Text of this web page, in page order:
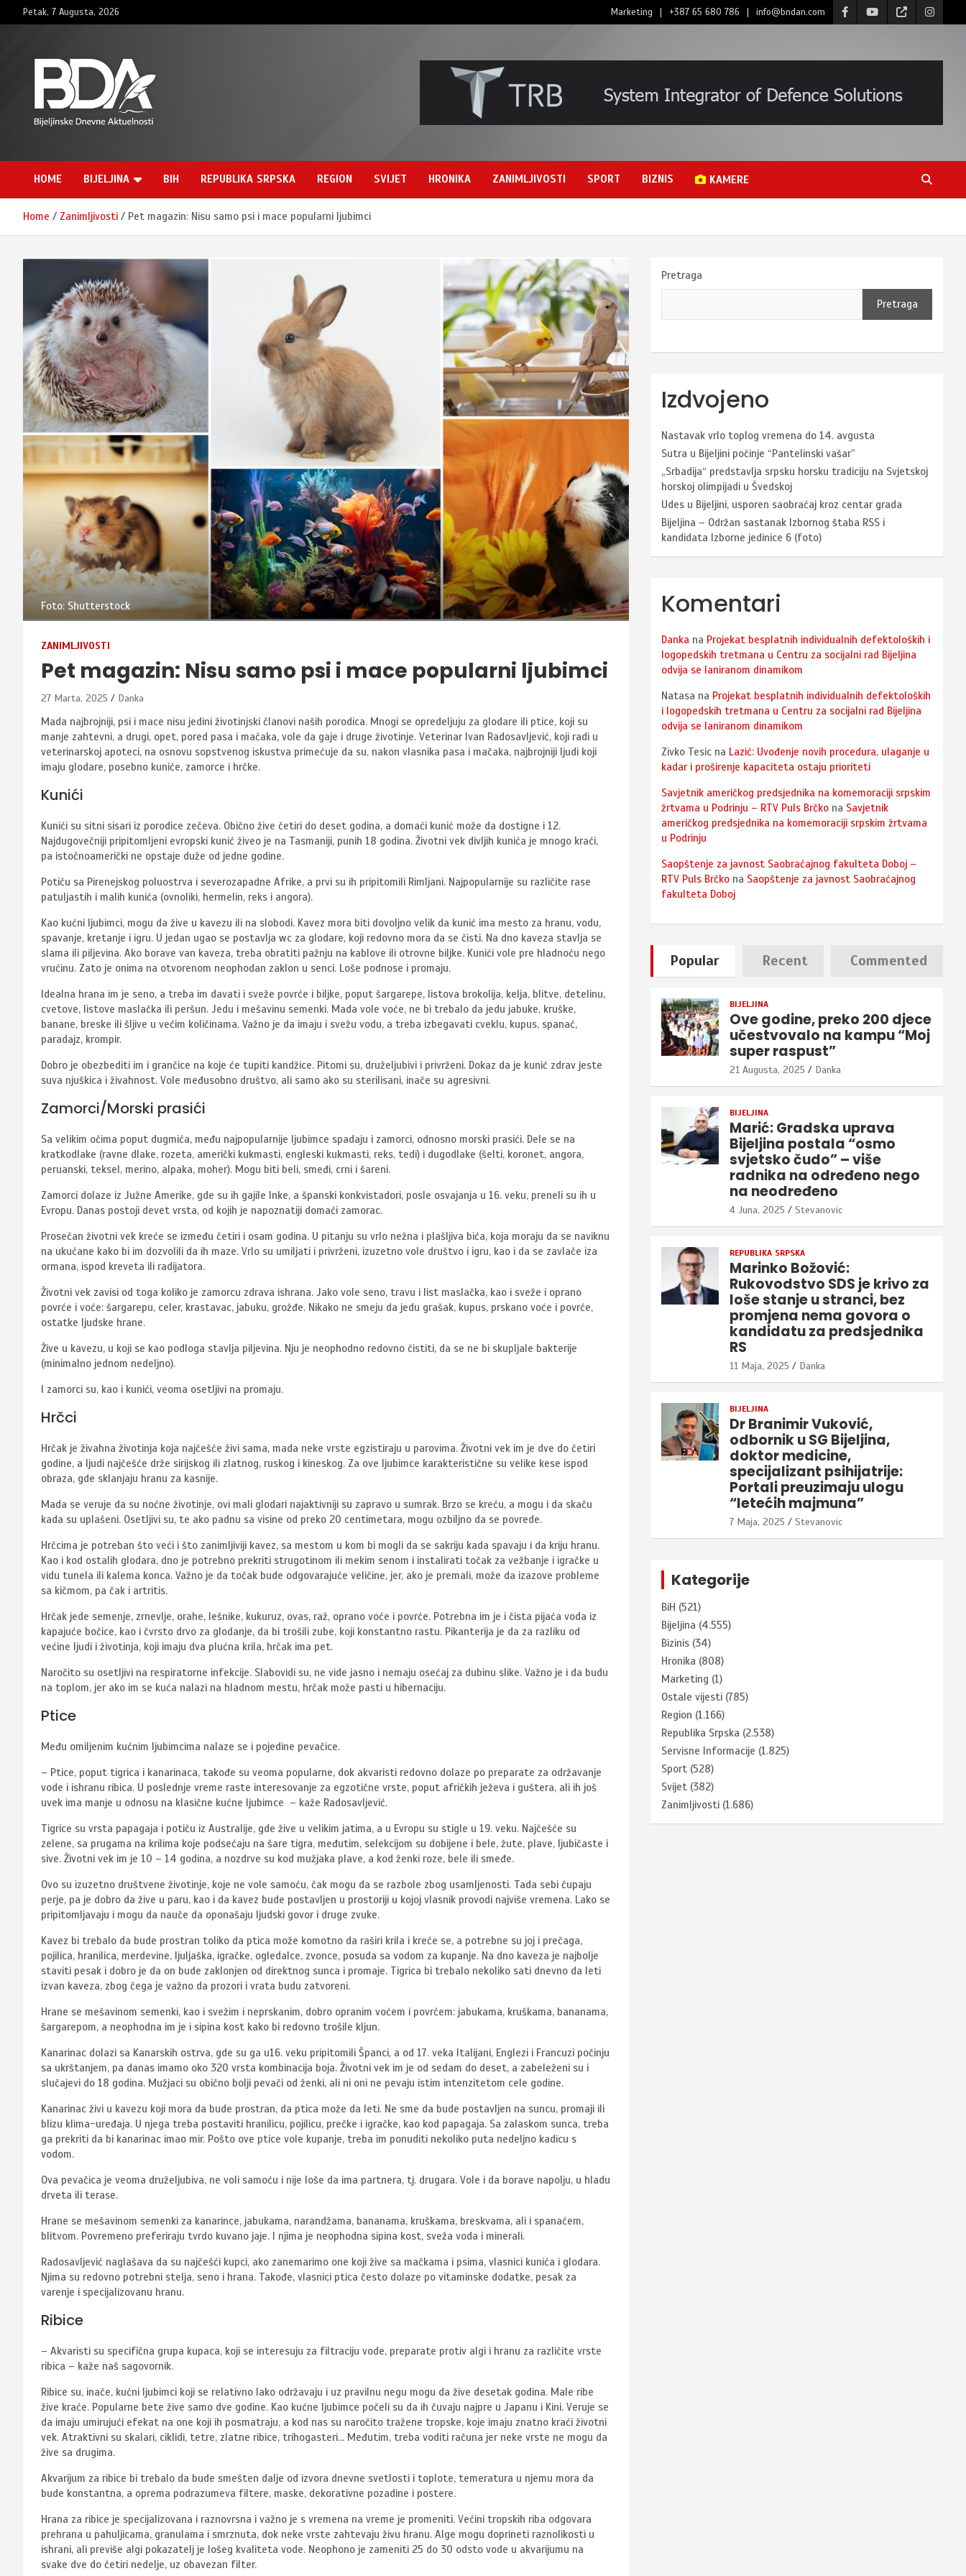
to
Petak, 7 Augusta, 2026 Marketing +387 65 680 786 info@bndan.com
BNDAN.com
HOME BIJELJINA BIH REPUBLIKA SRPSKA REGION SVIJET HRONIKA ZANIMLJIVOSTI SPORT BIZNIS KAMERE
Home Zanimljivosti Pet magazin: Nisu samo psi i mace popularni ljubimci
Foto: Shutterstock
ZANIMLJIVOSTI
Pet magazin: Nisu samo psi i mace popularni ljubimci
27 Marta, 2025 Danka
Mada najbrojniji, psi i mace nisu jedini životinjski članovi naših porodica. Mnogi se opredeljuju za glodare ili ptice, koji su
manje zahtevni, a drugi, opet, pored pasa i mačaka, vole da gaje i druge životinje. Veterinar Ivan Radosavljević, koji radi u
veterinarskoj apoteci, na osnovu sopstvenog iskustva primećuje da su, nakon vlasnika pasa i mačaka, najbrojniji ljudi koji
imaju glodare, posebno kuniće, zamorce i hrčke.
Kunići
Kunići su sitni sisari iz porodice zečeva. Obično žive četiri do deset godina, a domaći kunić može da dostigne i 12.
Najdugovečniji pripitomljeni evropski kunić živeo je na Tasmaniji, punih 18 godina. Životni vek divljih kunića je mnogo kraći,
pa istočnoamerički ne opstaje duže od jedne godine.
Potiču sa Pirenejskog poluostrva i severozapadne Afrike, a prvi su ih pripitomili Rimljani. Najpopularnije su različite rase
patuljastih i malih kunića (ovnoliki, hermelin, reks i angora).
Kao kućni ljubimci, mogu da žive u kavezu ili na slobodi. Kavez mora biti dovoljno velik da kunić ima mesto za hranu, vodu,
spavanje, kretanje i igru. U jedan ugao se postavlja wc za glodare, koji redovno mora da se čisti. Na dno kaveza stavlja se
slama ili piljevina. Ako borave van kaveza, treba obratiti pažnju na kablove ili otrovne biljke. Kunići vole pre hladnoću nego
vrućinu. Zato je onima na otvorenom neophodan zaklon u senci. Loše podnose i promaju.
Idealna hrana im je seno, a treba im davati i sveže povrće i biljke, poput šargarepe, listova brokolija, kelja, blitve, detelinu,
cvetove, listove maslačka ili peršun. Jedu i mešavinu semenki. Mada vole voće, ne bi trebalo da jedu jabuke, kruške,
banane, breske ili šljive u većim količinama. Važno je da imaju i svežu vodu, a treba izbegavati cveklu, kupus, spanać,
paradajz, krompir.
Dobro je obezbediti im i grančice na koje će tupiti kandžice. Pitomi su, druželjubivi i privrženi. Dokaz da je kunić zdrav jeste
suva njuškica i živahnost. Vole međusobno društvo, ali samo ako su sterilisani, inače su agresivni.
Zamorci/Morski prasići
Sa velikim očima poput dugmića, među najpopularnije ljubimce spadaju i zamorci, odnosno morski prasići. Dele se na
kratkodlake (ravne dlake, rozeta, američki kukmasti, engleski kukmasti, reks, tedi) i dugodlake (šelti, koronet, angora,
peruanski, teksel, merino, alpaka, moher). Mogu biti beli, smeđi, crni i šareni.
Zamorci dolaze iz Južne Amerike, gde su ih gajile Inke, a španski konkvistadori, posle osvajanja u 16. veku, preneli su ih u
Evropu. Danas postoji devet vrsta, od kojih je napoznatiji domaći zamorac.
Prosečan životni vek kreće se između četiri i osam godina. U pitanju su vrlo nežna i plašljiva bića, koja moraju da se naviknu
na ukućane kako bi im dozvolili da ih maze. Vrlo su umiljati i privrženi, izuzetno vole društvo i igru, kao i da se zavlače iza
ormana, ispod kreveta ili radijatora.
Životni vek zavisi od toga koliko je zamorcu zdrava ishrana. Jako vole seno, travu i list maslačka, kao i sveže i oprano
povrće i voće: šargarepu, celer, krastavac, jabuku, grožđe. Nikako ne smeju da jedu grašak, kupus, prskano voće i povrće,
ostatke ljudske hrane.
Žive u kavezu, u koji se kao podloga stavlja piljevina. Nju je neophodno redovno čistiti, da se ne bi skupljale bakterije
(minimalno jednom nedeljno).
I zamorci su, kao i kunići, veoma osetljivi na promaju.
Hrčci
Hrčak je živahna životinja koja najčešće živi sama, mada neke vrste egzistiraju u parovima. Životni vek im je dve do četiri
godine, a ljudi najčešće drže sirijskog ili zlatnog, ruskog i kineskog. Za ove ljubimce karakteristične su velike kese ispod
obraza, gde sklanjaju hranu za kasnije.
Mada se veruje da su noćne životinje, ovi mali glodari najaktivniji su zapravo u sumrak. Brzo se kreću, a mogu i da skaču
kada su uplašeni. Osetljivi su, te ako padnu sa visine od preko 20 centimetara, mogu ozbiljno da se povrede.
Hrčcima je potreban što veći i što zanimljiviji kavez, sa mestom u kom bi mogli da se sakriju kada spavaju i da kriju hranu.
Kao i kod ostalih glodara, dno je potrebno prekriti strugotinom ili mekim senom i instalirati točak za vežbanje i igračke u
vidu tunela ili kalema konca. Važno je da točak bude odgovarajuće veličine, jer, ako je premali, može da izazove probleme
sa kičmom, pa čak i artritis.
Hrčak jede semenje, zrnevlje, orahe, lešnike, kukuruz, ovas, raž, oprano voće i povrće. Potrebna im je i čista pijaća voda iz
kapajuće bočice, kao i čvrsto drvo za glodanje, da bi trošili zube, koji konstantno rastu. Pikanterija je da za razliku od
većine ljudi i životinja, koji imaju dva plućna krila, hrčak ima pet.
Naročito su osetljivi na respiratorne infekcije. Slabovidi su, ne vide jasno i nemaju osećaj za dubinu slike. Važno je i da budu
na toplom, jer ako im se kuća nalazi na hladnom mestu, hrčak može pasti u hibernaciju.
Ptice
Među omiljenim kućnim ljubimcima nalaze se i pojedine pevačice.
– Ptice, poput tigrica i kanarinaca, takođe su veoma popularne, dok akvaristi redovno dolaze po preparate za održavanje
vode i ishranu ribica. U poslednje vreme raste interesovanje za egzotične vrste, poput afričkih ježeva i guštera, ali ih još
uvek ima manje u odnosu na klasične kućne ljubimce – kaže Radosavljević.
Tigrice su vrsta papagaja i potiču iz Australije, gde žive u velikim jatima, a u Evropu su stigle u 19. veku. Najčešće su
zelene, sa prugama na krilima koje podsećaju na šare tigra, međutim, selekcijom su dobijene i bele, žute, plave, ljubičaste i
sive. Životni vek im je 10 – 14 godina, a nozdrve su kod mužjaka plave, a kod ženki roze, bele ili smeđe.
Ovo su izuzetno društvene životinje, koje ne vole samoću, čak mogu da se razbole zbog usamljenosti. Tada sebi čupaju
perje, pa je dobro da žive u paru, kao i da kavez bude postavljen u prostoriji u kojoj vlasnik provodi najviše vremena. Lako se
pripitomljavaju i mogu da nauče da oponašaju ljudski govor i druge zvuke.
Kavez bi trebalo da bude prostran toliko da ptica može komotno da raširi krila i kreće se, a potrebne su joj i prečaga,
pojilica, hranilica, merdevine, ljuljaška, igračke, ogledalce, zvonce, posuda sa vodom za kupanje. Na dno kaveza je najbolje
staviti pesak i dobro je da on bude zaklonjen od direktnog sunca i promaje. Tigrica bi trebalo nekoliko sati dnevno da leti
izvan kaveza, zbog čega je važno da prozori i vrata budu zatvoreni.
Hrane se mešavinom semenki, kao i svežim i neprskanim, dobro opranim voćem i povrćem: jabukama, kruškama, bananama,
šargarepom, a neophodna im je i sipina kost kako bi redovno trošile kljun.
Kanarinac dolazi sa Kanarskih ostrva, gde su ga u16. veku pripitomili Španci, a od 17. veka Italijani, Englezi i Francuzi počinju
sa ukrštanjem, pa danas imamo oko 320 vrsta kombinacija boja. Životni vek im je od sedam do deset, a zabeleženi su i
slučajevi do 18 godina. Mužjaci su obično bolji pevači od ženki, ali ni oni ne pevaju istim intenzitetom cele godine.
Kanarinac živi u kavezu koji mora da bude prostran, da ptica može da leti. Ne sme da bude postavljen na suncu, promaji ili
blizu klima-uređaja. U njega treba postaviti hranilicu, pojilicu, prečke i igračke, kao kod papagaja. Sa zalaskom sunca, treba
ga prekriti da bi kanarinac imao mir. Pošto ove ptice vole kupanje, treba im ponuditi nekoliko puta nedeljno kadicu s
vodom.
Ova pevačica je veoma druželjubiva, ne voli samoću i nije loše da ima partnera, tj. drugara. Vole i da borave napolju, u hladu
drveta ili terase.
Hrane se mešavinom semenki za kanarince, jabukama, narandžama, bananama, kruškama, breskvama, ali i spanaćem,
blitvom. Povremeno preferiraju tvrdo kuvano jaje. I njima je neophodna sipina kost, sveža voda i minerali.
Radosavljević naglašava da su najčešći kupci, ako zanemarimo one koji žive sa mačkama i psima, vlasnici kunića i glodara.
Njima su redovno potrebni stelja, seno i hrana. Takođe, vlasnici ptica često dolaze po vitaminske dodatke, pesak za
varenje i specijalizovanu hranu.
Ribice
– Akvaristi su specifična grupa kupaca, koji se interesuju za filtraciju vode, preparate protiv algi i hranu za različite vrste
ribica – kaže naš sagovornik.
Ribice su, inače, kućni ljubimci koji se relativno lako održavaju i uz pravilnu negu mogu da žive desetak godina. Male ribe
žive kraće. Popularne bete žive samo dve godine. Kao kućne ljubimce počeli su da ih čuvaju najpre u Japanu i Kini. Veruje se
da imaju umirujući efekat na one koji ih posmatraju, a kod nas su naročito tražene tropske, koje imaju znatno kraći životni
vek. Atraktivni su skalari, ciklidi, tetre, zlatne ribice, trihogasteri… Međutim, treba voditi računa jer neke vrste ne mogu da
žive sa drugima.
Akvarijum za ribice bi trebalo da bude smešten dalje od izvora dnevne svetlosti i toplote, temeratura u njemu mora da
bude konstantna, a oprema podrazumeva filtere, maske, dekorativne pozadine i postere.
Hrana za ribice je specijalizovana i raznovrsna i važno je s vremena na vreme je promeniti. Većini tropskih riba odgovara
prehrana u pahuljicama, granulama i smrznuta, dok neke vrste zahtevaju živu hranu. Alge mogu doprineti raznolikosti u
ishrani, ali previše algi pokazatelj je lošeg kvaliteta vode. Neophono je zameniti 25 do 30 odsto vode u akvarijumu na
svake dve do četiri nedelje, uz obavezan filter.
Pretraga
Pretraga
Izdvojeno
Nastavak vrlo toplog vremena do 14. avgusta
Sutra u Bijeljini počinje “Pantelinski vašar”
„Srbadija“ predstavlja srpsku horsku tradiciju na Svjetskoj
horskoj olimpijadi u Švedskoj
Udes u Bijeljini, usporen saobraćaj kroz centar grada
Bijeljina – Održan sastanak Izbornog štaba RSS i
kandidata Izborne jedinice 6 (foto)
Komentari
Danka na Projekat besplatnih individualnih defektoloških i
logopedskih tretmana u Centru za socijalni rad Bijeljina
odvija se laniranom dinamikom
Natasa na Projekat besplatnih individualnih defektoloških
i logopedskih tretmana u Centru za socijalni rad Bijeljina
odvija se laniranom dinamikom
Zivko Tesic na Lazić: Uvođenje novih procedura, ulaganje u
kadar i proširenje kapaciteta ostaju prioriteti
Savjetnik američkog predsjednika na komemoraciji srpskim
žrtvama u Podrinju – RTV Puls Brčko na Savjetnik
američkog predsjednika na komemoraciji srpskim žrtvama
u Podrinju
Saopštenje za javnost Saobraćajnog fakulteta Doboj –
RTV Puls Brčko na Saopštenje za javnost Saobraćajnog
fakulteta Doboj
Popular Recent Commented
BIJELJINA
Ove godine, preko 200 djece
učestvovalo na kampu “Moj
super raspust”
21 Augusta, 2025 Danka
BIJELJINA
Marić: Gradska uprava
Bijeljina postala “osmo
svjetsko čudo” – više
radnika na određeno nego
na neodređeno
4 Juna, 2025 Stevanovic
REPUBLIKA SRPSKA
Marinko Božović:
Rukovodstvo SDS je krivo za
loše stanje u stranci, bez
promjena nema govora o
kandidatu za predsjednika
RS
11 Maja, 2025 Danka
BIJELJINA
Dr Branimir Vuković,
odbornik u SG Bijeljina,
doktor medicine,
specijalizant psihijatrije:
Portali preuzimaju ulogu
“letećih majmuna”
7 Maja, 2025 Stevanovic
Kategorije
BiH (521)
Bijeljina (4.555)
Bizinis (34)
Hronika (808)
Marketing (1)
Ostale vijesti (785)
Region (1.166)
Republika Srpska (2.538)
Servisne Informacije (1.825)
Sport (528)
Svijet (382)
Zanimljivosti (1.686)